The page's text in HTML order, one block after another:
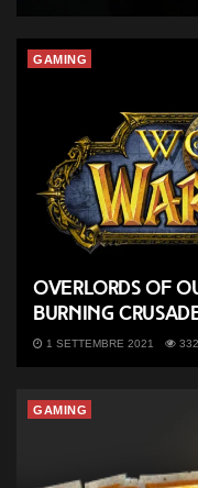
GAMING
Overlords of
Burning
1 SETTEMBRE 2021 332
GAMING